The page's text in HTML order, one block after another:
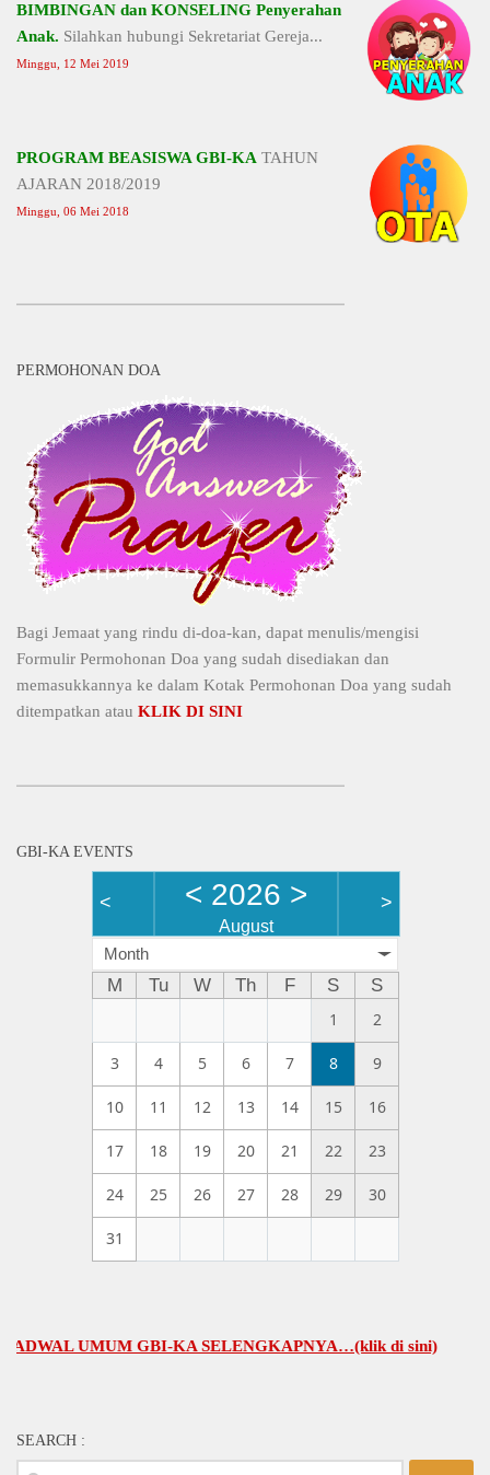
BIMBINGAN dan KONSELING Penyerahan
Anak. Silahkan hubungi Sekretariat Gereja...
Minggu, 12 Mei 2019
PROGRAM BEASISWA GBI-KA TAHUN
AJARAN 2018/2019
Minggu, 06 Mei 2018
PERMOHONAN DOA
Bagi Jemaat yang rindu di-doa-kan, dapat menulis/mengisi
Formulir Permohonan Doa yang sudah disediakan dan
memasukkannya ke dalam Kotak Permohonan Doa yang sudah
ditempatkan atau KLIK DI SINI
GBI-KA EVENTS
< < 2026 >
August
>
Month
M Tu W Th F S
S
1
2
3 4 5 6 7 8 9
10 11 12 13 14 15 16
17 18 19 20 21 22 23
24 25 26 27 28 29 30
31
UMUM GBI-KA SELENGKAPNYA…(klik di sini)
SEARCH :